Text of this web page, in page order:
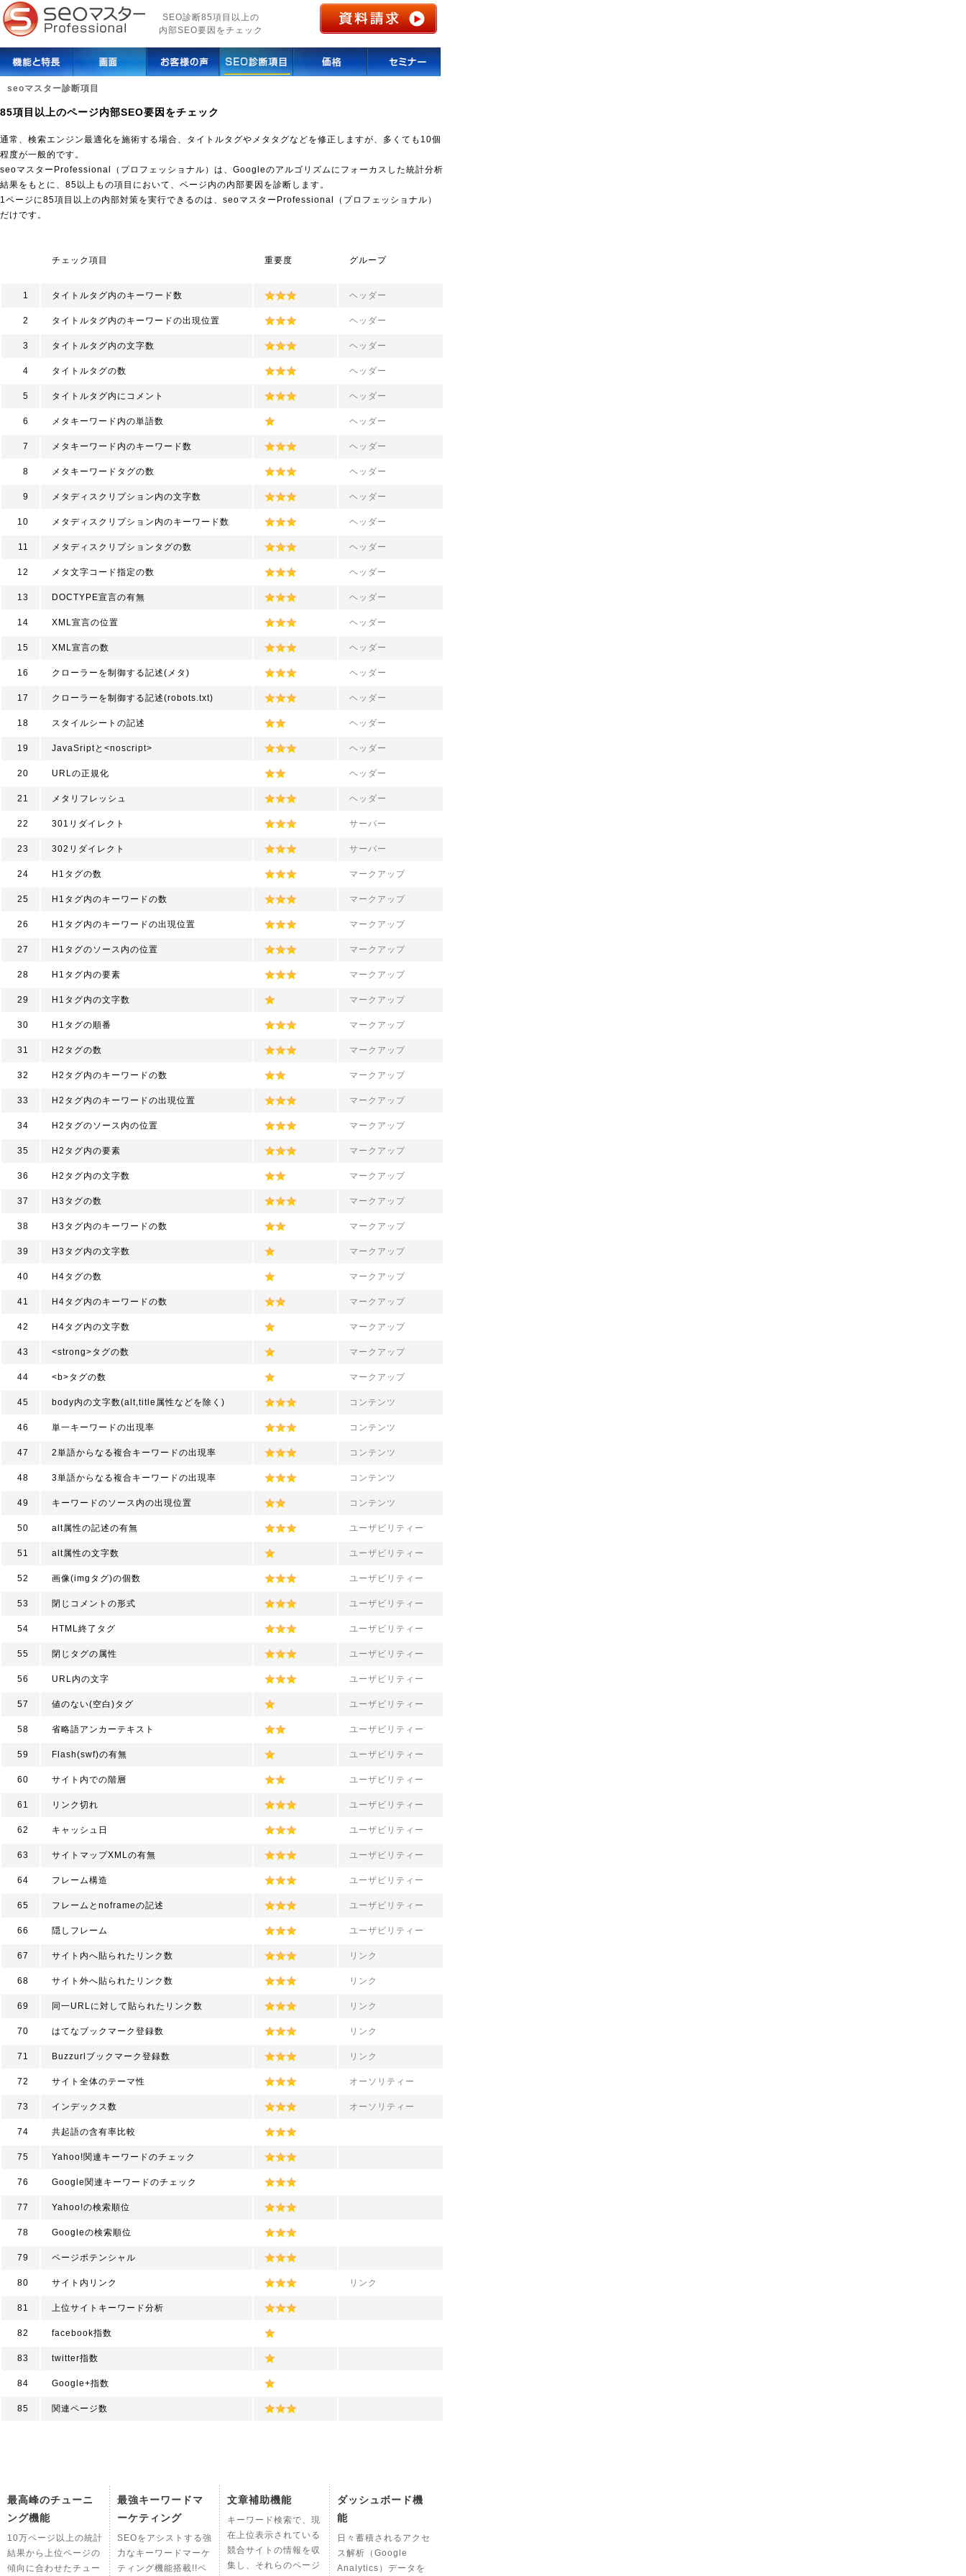
SEO診断85項目以上の
内部SEO要因をチェック
seoマスター診断項目
85項目以上のページ内部SEO要因をチェック
通常、検索エンジン最適化を施術する場合、タイトルタグやメタタグなどを修正しますが、多くても10個
程度が一般的です。
seoマスターProfessional（プロフェッショナル）は、Googleのアルゴリズムにフォーカスした統計分析
結果をもとに、85以上もの項目において、ページ内の内部要因を診断します。
1ページに85項目以上の内部対策を実行できるのは、seoマスターProfessional（プロフェッショナル）
だけです。
チェック項目 重要度 グループ
1 タイトルタグ内のキーワード数 ヘッダー
2 タイトルタグ内のキーワードの出現位置 ヘッダー
3 タイトルタグ内の文字数 ヘッダー
4 タイトルタグの数 ヘッダー
5 タイトルタグ内にコメント ヘッダー
6 メタキーワード内の単語数 ヘッダー
7 メタキーワード内のキーワード数 ヘッダー
8 メタキーワードタグの数 ヘッダー
9 メタディスクリプション内の文字数 ヘッダー
10 メタディスクリプション内のキーワード数 ヘッダー
11 メタディスクリプションタグの数 ヘッダー
12 メタ文字コード指定の数 ヘッダー
13 DOCTYPE宣言の有無 ヘッダー
14 XML宣言の位置 ヘッダー
15 XML宣言の数 ヘッダー
16 クローラーを制御する記述(メタ) ヘッダー
17 クローラーを制御する記述(robots.txt) ヘッダー
18 スタイルシートの記述 ヘッダー
19 JavaSriptと<noscript> ヘッダー
20 URLの正規化 ヘッダー
21 メタリフレッシュ ヘッダー
22 301リダイレクト サーバー
23 302リダイレクト サーバー
24 H1タグの数 マークアップ
25 H1タグ内のキーワードの数 マークアップ
26 H1タグ内のキーワードの出現位置 マークアップ
27 H1タグのソース内の位置 マークアップ
28 H1タグ内の要素 マークアップ
29 H1タグ内の文字数 マークアップ
30 H1タグの順番 マークアップ
31 H2タグの数 マークアップ
32 H2タグ内のキーワードの数 マークアップ
33 H2タグ内のキーワードの出現位置 マークアップ
34 H2タグのソース内の位置 マークアップ
35 H2タグ内の要素 マークアップ
36 H2タグ内の文字数 マークアップ
37 H3タグの数 マークアップ
38 H3タグ内のキーワードの数 マークアップ
39 H3タグ内の文字数 マークアップ
40 H4タグの数 マークアップ
41 H4タグ内のキーワードの数 マークアップ
42 H4タグ内の文字数 マークアップ
43 <strong>タグの数 マークアップ
44 <b>タグの数 マークアップ
45 body内の文字数(alt,title属性などを除く) コンテンツ
46 単一キーワードの出現率 コンテンツ
47 2単語からなる複合キーワードの出現率 コンテンツ
48 3単語からなる複合キーワードの出現率 コンテンツ
49 キーワードのソース内の出現位置 コンテンツ
50 alt属性の記述の有無 ユーザビリティー
51 alt属性の文字数 ユーザビリティー
52 画像(imgタグ)の個数 ユーザビリティー
53 閉じコメントの形式 ユーザビリティー
54 HTML終了タグ ユーザビリティー
55 閉じタグの属性 ユーザビリティー
56 URL内の文字 ユーザビリティー
57 値のない(空白)タグ ユーザビリティー
58 省略語アンカーテキスト ユーザビリティー
59 Flash(swf)の有無 ユーザビリティー
60 サイト内での階層 ユーザビリティー
61 リンク切れ ユーザビリティー
62 キャッシュ日 ユーザビリティー
63 サイトマップXMLの有無 ユーザビリティー
64 フレーム構造 ユーザビリティー
65 フレームとnoframeの記述 ユーザビリティー
66 隠しフレーム ユーザビリティー
67 サイト内へ貼られたリンク数 リンク
68 サイト外へ貼られたリンク数 リンク
69 同一URLに対して貼られたリンク数 リンク
70 はてなブックマーク登録数 リンク
71 Buzzurlブックマーク登録数 リンク
72 サイト全体のテーマ性 オーソリティー
73 インデックス数 オーソリティー
74 共起語の含有率比較
75 Yahoo!関連キーワードのチェック
76 Google関連キーワードのチェック
77 Yahoo!の検索順位
78 Googleの検索順位
79 ページポテンシャル
80 サイト内リンク リンク
81 上位サイトキーワード分析
82 facebook指数
83 twitter指数
84 Google+指数
85 関連ページ数
最高峰のチューニ
ング機能
10万ページ以上の統計
結果から上位ページの
傾向に合わせたチュー
最強キーワードマ
ーケティング
SEOをアシストする強
力なキーワードマーケ
ティング機能搭載!!ペ
文章補助機能
キーワード検索で、現
在上位表示されている
競合サイトの情報を収
集し、それらのページ
ダッシュボード機
能
日々蓄積されるアクセ
ス解析（Google
Analytics）データを